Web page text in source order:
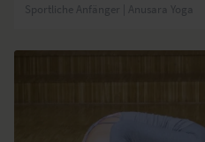
Sportliche Anfänger | Anusara Yoga